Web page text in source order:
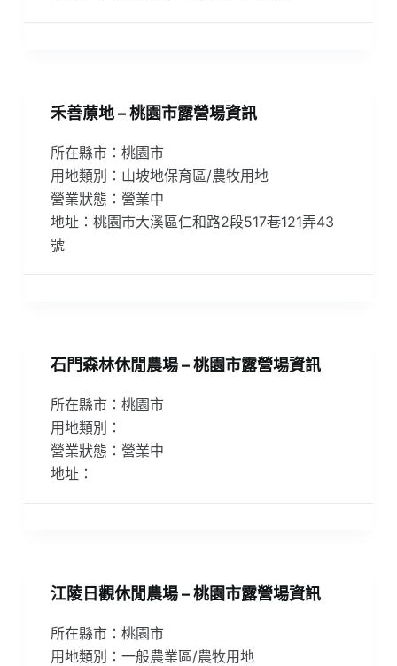
禾善蒝地 – 桃園市露營場資訊
所在縣市：桃園市
用地類別：山坡地保育區/農牧用地
營業狀態：營業中
地址：桃園市大溪區仁和路2段517巷121弄43
號
石門森林休閒農場 – 桃園市露營場資訊
所在縣市：桃園市
用地類別：
營業狀態：營業中
地址：
江陵日觀休閒農場 – 桃園市露營場資訊
所在縣市：桃園市
用地類別：一般農業區/農牧用地